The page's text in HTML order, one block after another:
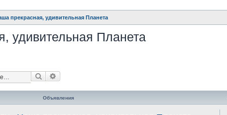
прекрасная, удивительная Планета
удивительная Планета
Поиск
Объявления